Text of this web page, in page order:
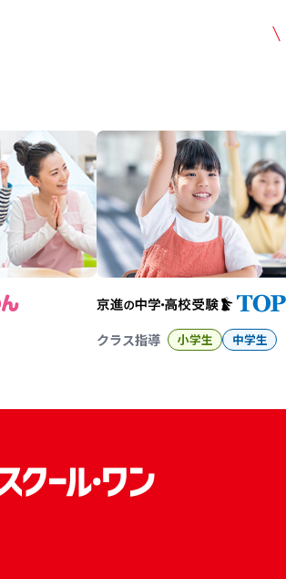
クラス指導 小学生 中学生